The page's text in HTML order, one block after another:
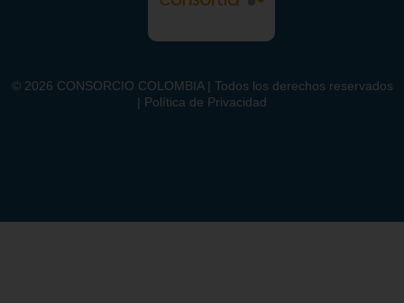
© 2026 CONSORCIO COLOMBIA | Todos los derechos reservados
| Política de Privacidad